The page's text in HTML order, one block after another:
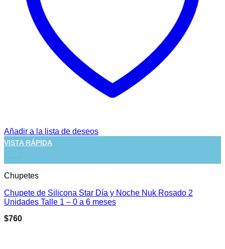
Añadir a la lista de deseos
+
VISTA RÁPIDA
Chupetes
Chupete de Silicona Star Día y Noche Nuk Rosado 2
Unidades Talle 1 – 0 a 6 meses
$760